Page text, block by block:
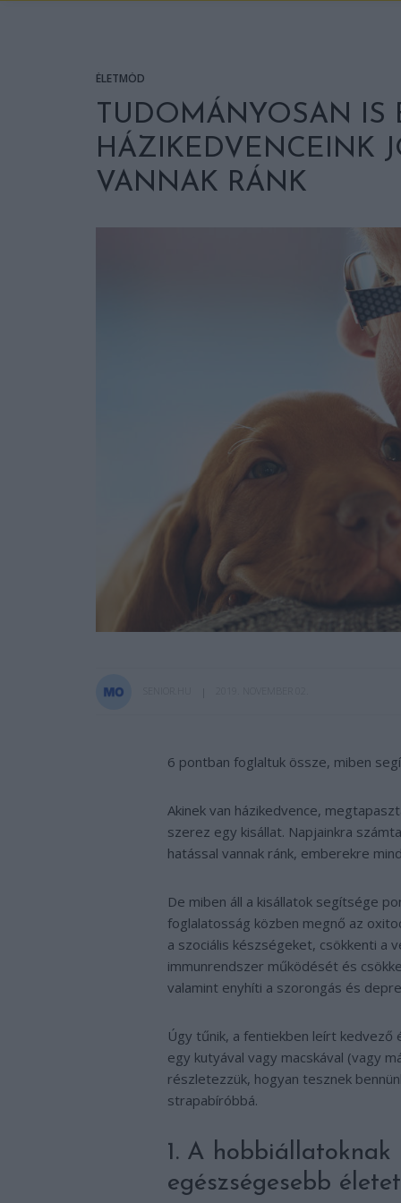
ÉLETMÓD
TUDOMÁNYOSAN IS
HÁZIKEDVENCEINK
VANNAK RÁNK
6 pontban foglaltuk össze, miben
Akinek van házikedvence,
szerez egy kisállat. Napjainkra
hatással vannak ránk, emberekre
De miben áll a kisállatok segítsége
foglalatosság közben megnő az
a szociális készségeket, csökkenti a
immunrendszer működését és
valamint enyhíti a szorongás és
Úgy tűnik, a fentiekben leírt kedvező
egy kutyával vagy macskával (vagy
részletezzük, hogyan tesznek
strapabíróbbá.
1. A hobbiállatoknak
egészségesebb